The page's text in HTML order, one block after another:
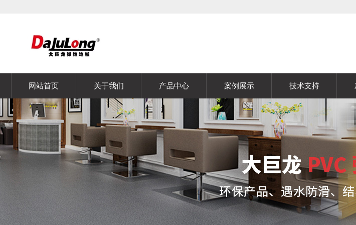
网站首页 关于我们 产品中心 案例展示 技术支持